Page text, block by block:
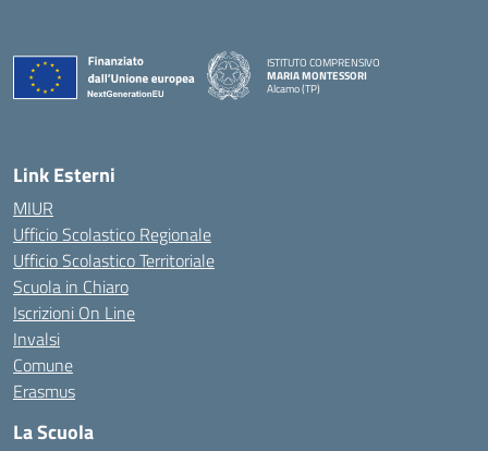
ISTITUTO COMPRENSIVO
MARIA MONTESSORI
Alcamo (TP)
Link Esterni
MIUR
Ufficio Scolastico Regionale
Ufficio Scolastico Territoriale
Scuola in Chiaro
Iscrizioni On Line
Invalsi
Comune
Erasmus
La Scuola